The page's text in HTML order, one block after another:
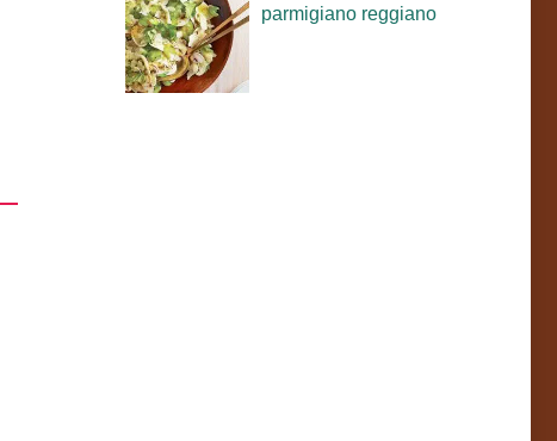
parmigiano reggiano